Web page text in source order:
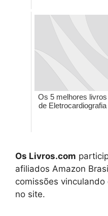
Os 5 melhores livros
de Eletrocardiografia
Os Livros.com
afiliados Amazon
comissões
no site.